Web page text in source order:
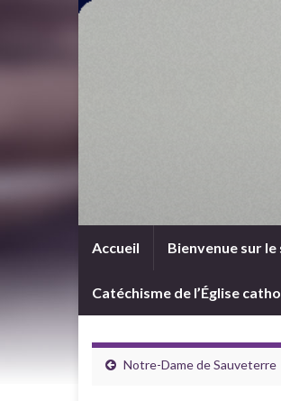
Accueil Bienvenue sur
Catéchisme de l’Église
Notre-Dame de Sauveterre